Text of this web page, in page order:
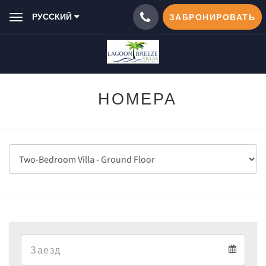
ToggleРУССКИЙ ЗАБРОНИРОВАТЬ
НОМЕРА